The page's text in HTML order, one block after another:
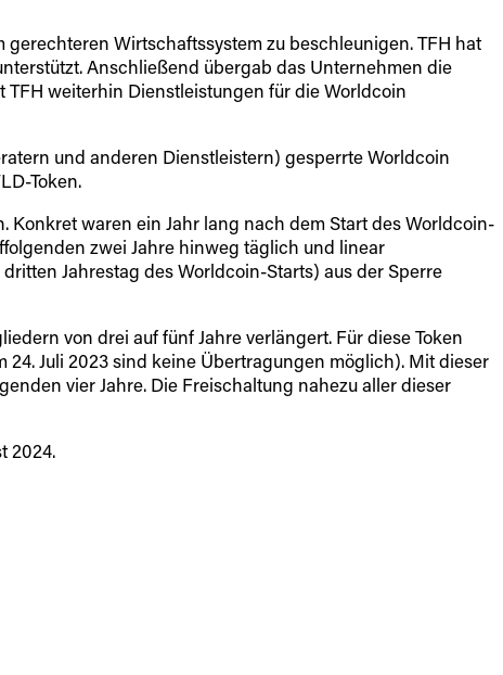
Wirtschaftssystem zu beschleunigen. TFH hat
Anschließend übergab das Unternehmen die
TFH weiterhin Dienstleistungen für die Worldcoin
und anderen Dienstleistern) gesperrte Worldcoin
Token.
waren ein Jahr lang nach dem Start des Worldcoin-
zwei Jahre hinweg täglich und linear
Jahrestag des Worldcoin-Starts) aus der Sperre
von drei auf fünf Jahre verlängert. Für diese Token
Juli 2023 sind keine Übertragungen möglich). Mit dieser
vier Jahre. Die Freischaltung nahezu aller dieser
2024.